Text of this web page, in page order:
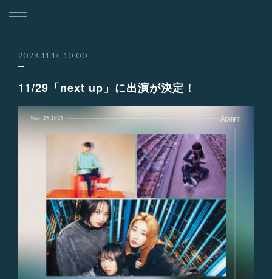
2023.11.14 10:00
11/29「next up」に出演が決定！